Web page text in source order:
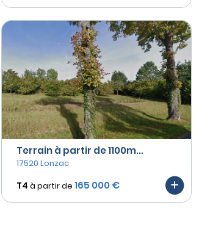
Terrain à partir de 1100m...
17520 Lonzac
T4 à partir de 165 000 €